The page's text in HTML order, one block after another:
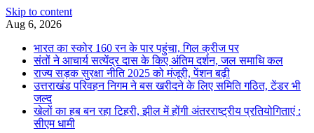
Skip to content
Aug 6, 2026
भारत का स्कोर 160 रन के पार पहुंचा, गिल क्रीज पर
संतों ने आचार्य सत्येंद्र दास के किए अंतिम दर्शन, जल समाधि कल
राज्य सड़क सुरक्षा नीति 2025 को मंजूरी, पेंशन बढ़ी
उत्तराखंड परिवहन निगम ने बस खरीदने के लिए समिति गठित, टेंडर भी
जल्द
खेलों का हब बन रहा टिहरी, झील में होंगी अंतरराष्ट्रीय प्रतियोगिताएं :
सीएम धामी